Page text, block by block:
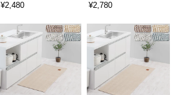
¥2,480 ¥2,780